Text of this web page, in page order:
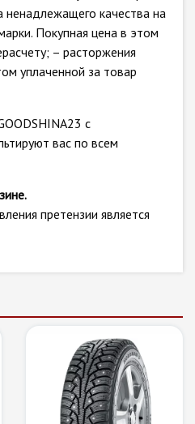
ненадлежащего качества на
Покупная цена в этом
– расторжения
уплаченной за товар
с
вас по всем
претензии является